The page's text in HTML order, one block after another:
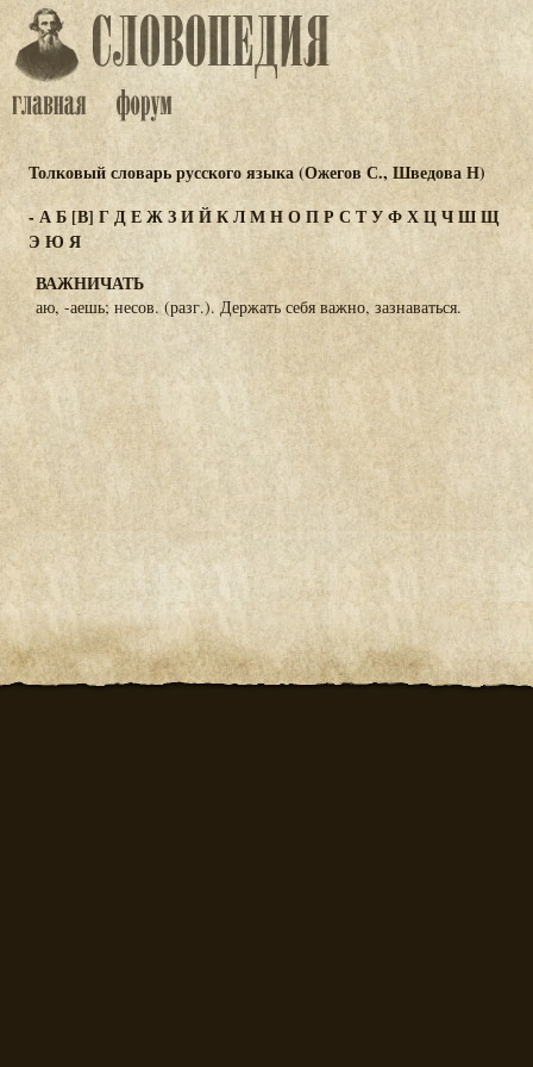
Толковый словарь русского языка (Ожегов С., Шведова Н)
-АБ [В] ГДЕЖЗИЙКЛМНОПР С ТУФХЦЧШЩ
Э Ю Я
ВАЖНИЧАТЬ
аю, -аешь; несов. (разг.). Держать себя важно, зазнаваться.